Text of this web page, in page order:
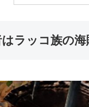
ラッコ族の